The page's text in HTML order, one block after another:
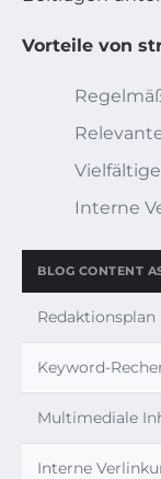
Vorteile von
Interne
BLOG CONTENT
Redaktionsplan
Keyword-
Multimediale
Interne